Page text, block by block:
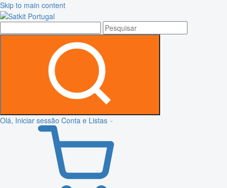
Skip to main content
Olá, Iniciar sessão Conta e Listas